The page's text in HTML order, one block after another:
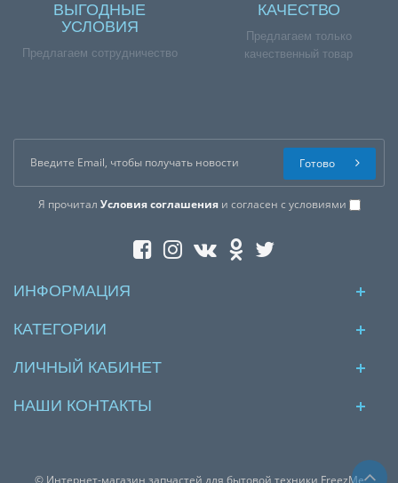
ВЫГОДНЫЕ
УСЛОВИЯ
Предлагаем сотрудничество
КАЧЕСТВО
Предлагаем только
качественный товар
Я прочитал Условия соглашенияи согласен с условиями
Готово
ИНФОРМАЦИЯ
КАТЕГОРИИ
ЛИЧНЫЙ КАБИНЕТ
НАШИ КОНТАКТЫ
© Интернет-магазин запчастей для бытовой техники FreezMe